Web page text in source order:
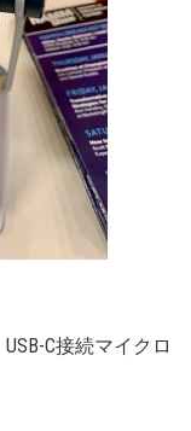
C接続マイクロ